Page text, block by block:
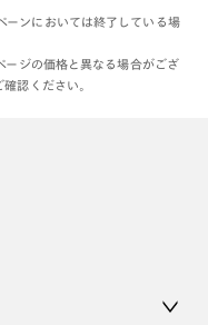
ーンにおいては終了している場
ジの価格と異なる場合がござ
認ください。